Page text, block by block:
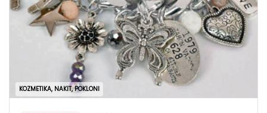
KOZMETIKA, NAKIT, POKLONI